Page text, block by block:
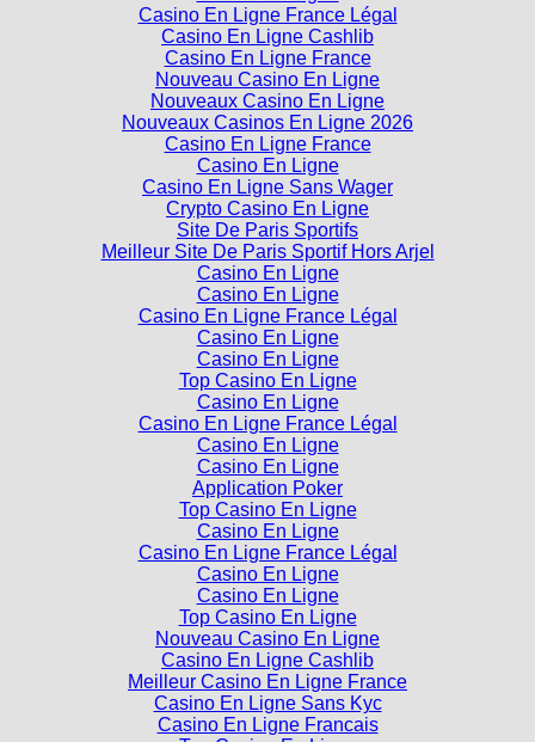
Casino En Ligne France Légal
Casino En Ligne Cashlib
Casino En Ligne France
Nouveau Casino En Ligne
Nouveaux Casino En Ligne
Nouveaux Casinos En Ligne 2026
Casino En Ligne France
Casino En Ligne
Casino En Ligne Sans Wager
Crypto Casino En Ligne
Site De Paris Sportifs
Meilleur Site De Paris Sportif Hors Arjel
Casino En Ligne
Casino En Ligne
Casino En Ligne France Légal
Casino En Ligne
Casino En Ligne
Top Casino En Ligne
Casino En Ligne
Casino En Ligne France Légal
Casino En Ligne
Casino En Ligne
Application Poker
Top Casino En Ligne
Casino En Ligne
Casino En Ligne France Légal
Casino En Ligne
Casino En Ligne
Top Casino En Ligne
Nouveau Casino En Ligne
Casino En Ligne Cashlib
Meilleur Casino En Ligne France
Casino En Ligne Sans Kyc
Casino En Ligne Francais